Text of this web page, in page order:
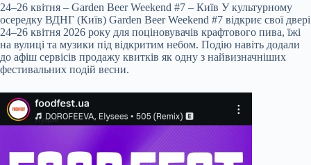
24–26 квітня – Garden Beer Weekend #7 – Київ У культурному
осередку ВДНГ (Київ) Garden Beer Weekend #7 відкриє свої двері
24–26 квітня 2026 року для поціновувачів крафтового пива, їжі
на вулиці та музики під відкритим небом. Подію навіть додали
до афіш сервісів продажу квитків як одну з найвизначніших
фестивальних подій весни.